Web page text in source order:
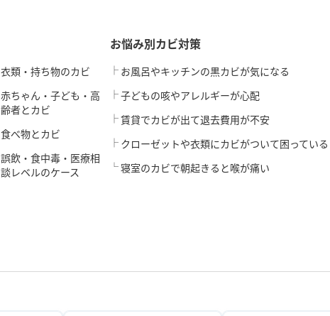
衣類・持ち物のカビ
赤ちゃん・子ども・高
齢者とカビ
食べ物とカビ
誤飲・食中毒・医療相
談レベルのケース
お悩み別カビ対策
お風呂やキッチンの黒カビが気になる
子どもの咳やアレルギーが心配
賃貸でカビが出て退去費用が不安
クローゼットや衣類にカビがついて困っている
寝室のカビで朝起きると喉が痛い